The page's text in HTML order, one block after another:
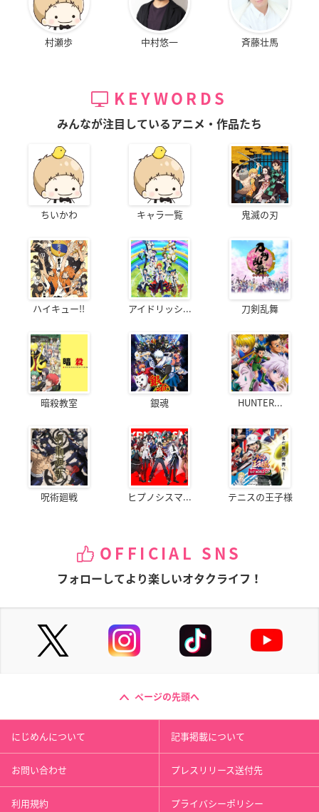
村瀬歩 中村悠一 斉藤壮馬
KEYWORDS
みんなが注目しているアニメ・作品たち
ちいかわ キャラ一覧 鬼滅の刃
ハイキュー!! アイドリッシ... 刀剣乱舞
暗殺教室 銀魂 HUNTER...
呪術廻戦 ヒプノシスマ... テニスの王子様
OFFICIAL SNS
フォローしてより楽しいオタクライフ！
ページの先頭へ
にじめんについて 記事掲載について
お問い合わせ プレスリリース送付先
利用規約 プライバシーポリシー